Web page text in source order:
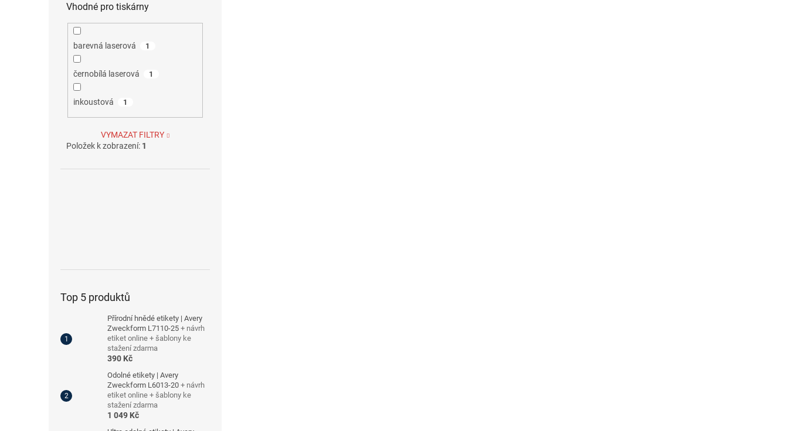
Vhodné pro tiskárny
barevná laserová 1
černobílá laserová 1
inkoustová 1
VYMAZAT FILTRY
Položek k zobrazení: 1
Top 5 produktů
Přírodní hnědé etikety | Avery
Zweckform L7110-25 + návrh
etiket online + šablony ke
stažení zdarma
390 Kč
Odolné etikety | Avery
Zweckform L6013-20 + návrh
etiket online + šablony ke
stažení zdarma
1 049 Kč